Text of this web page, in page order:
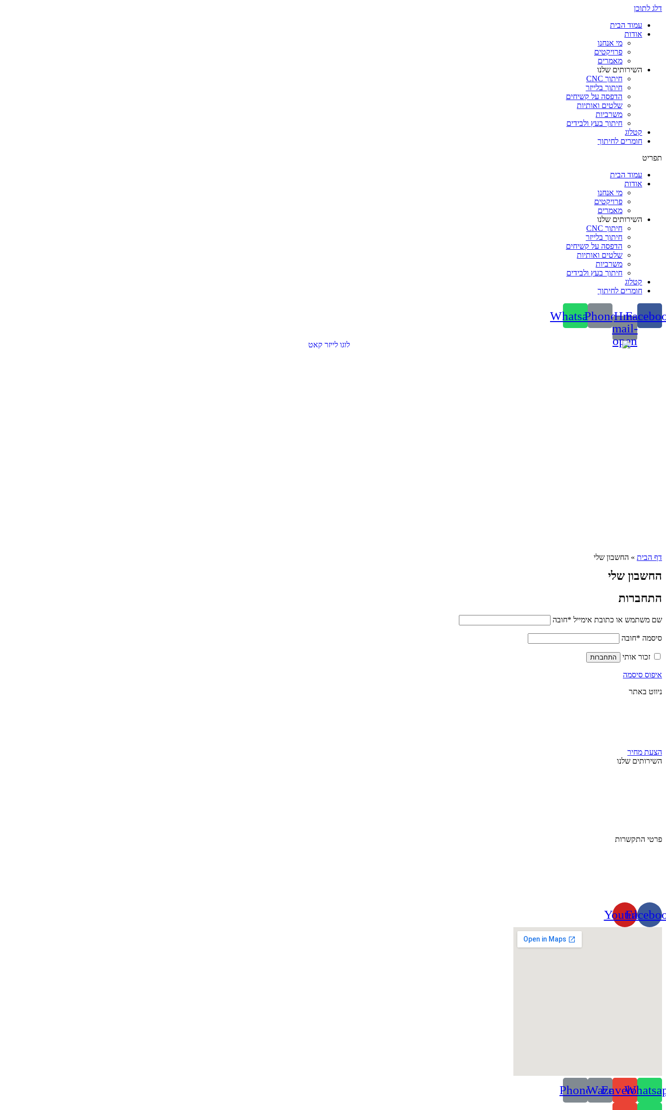
דלג לתוכן
עמוד הבית
אודות
מי אנחנו
פרויקטים
מאמרים
השירותים שלנו
חיתוך CNC
חיתוך בלייזר
הדפסה על קשיחים
שלטים ואותיות
משרביות
חיתוך בעץ ולבידים
קטלוג
חומרים לחיתוך
תפריט
עמוד הבית
אודות
מי אנחנו
פרויקטים
מאמרים
השירותים שלנו
חיתוך CNC
חיתוך בלייזר
הדפסה על קשיחים
שלטים ואותיות
משרביות
חיתוך בעץ ולבידים
קטלוג
חומרים לחיתוך
Hm-
mail-
open
Phone
Whatsapp
דף הבית » החשבון שלי
החשבון שלי
התחברות
שם משתמש או כתובת אימייל *חובה
סיסמה *חובה
זכור אותי התחברות
איפוס סיסמה
ניווט באתר
הצעת מחיר
השירותים שלנו
פרטי התקשרות
Youtube
Envelope
Waze
Phone